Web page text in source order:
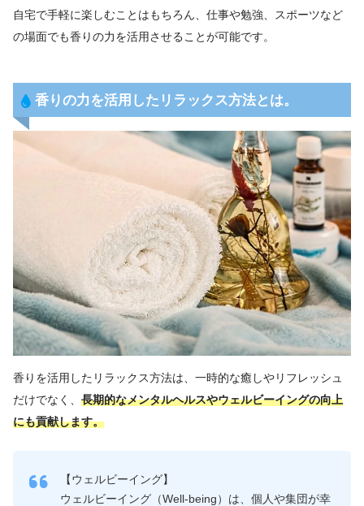
自宅で手軽に楽しむことはもちろん、仕事や勉強、スポーツなど
の場面でも香りの力を活用させることが可能です。
香りの力を活用したリラックス方法とは。
香りを活用したリラックス方法は、一時的な癒しやリフレッシュ
だけでなく、 長期的なメンタルヘルスやウェルビーイングの向上
にも貢献します。
【ウェルビーイング】
ウェルビーイング（Well-being）は、個人や集団が幸